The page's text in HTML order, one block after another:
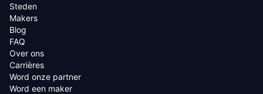
Steden
Makers
Blog
FAQ
Over ons
Carrières
Word onze partner
Word een maker